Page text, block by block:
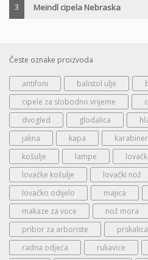
3 Meindl cipela Nebraska
Česte oznake proizvoda
antifoni balistol ulje
cipele za slobodno vrijeme
dvogled
glodalica
jakna
kapa
košulje
lampe
lovačke košulje
lovački nož
lovačko odijelo
majica
makaze za voce
nož mora
pribor za arboriste
prskalica
radna odjeća
rukavice